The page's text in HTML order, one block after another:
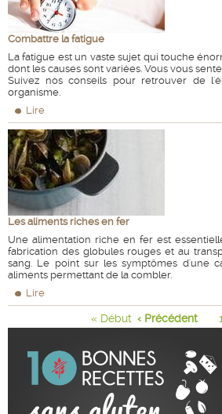
Combattre la fatigue
La fatigue est un vaste sujet qui touche
dont les causes sont variées. Vous vous
Suivez nos conseils pour retrouver de
organisme.
Lire
Les aliments riches en fer
Une alimentation riche en fer est
fabrication des globules rouges et au
sang. Le point sur les symptômes d'une
aliments permettant de la combler.
Lire
« Début ‹ Précédent 1